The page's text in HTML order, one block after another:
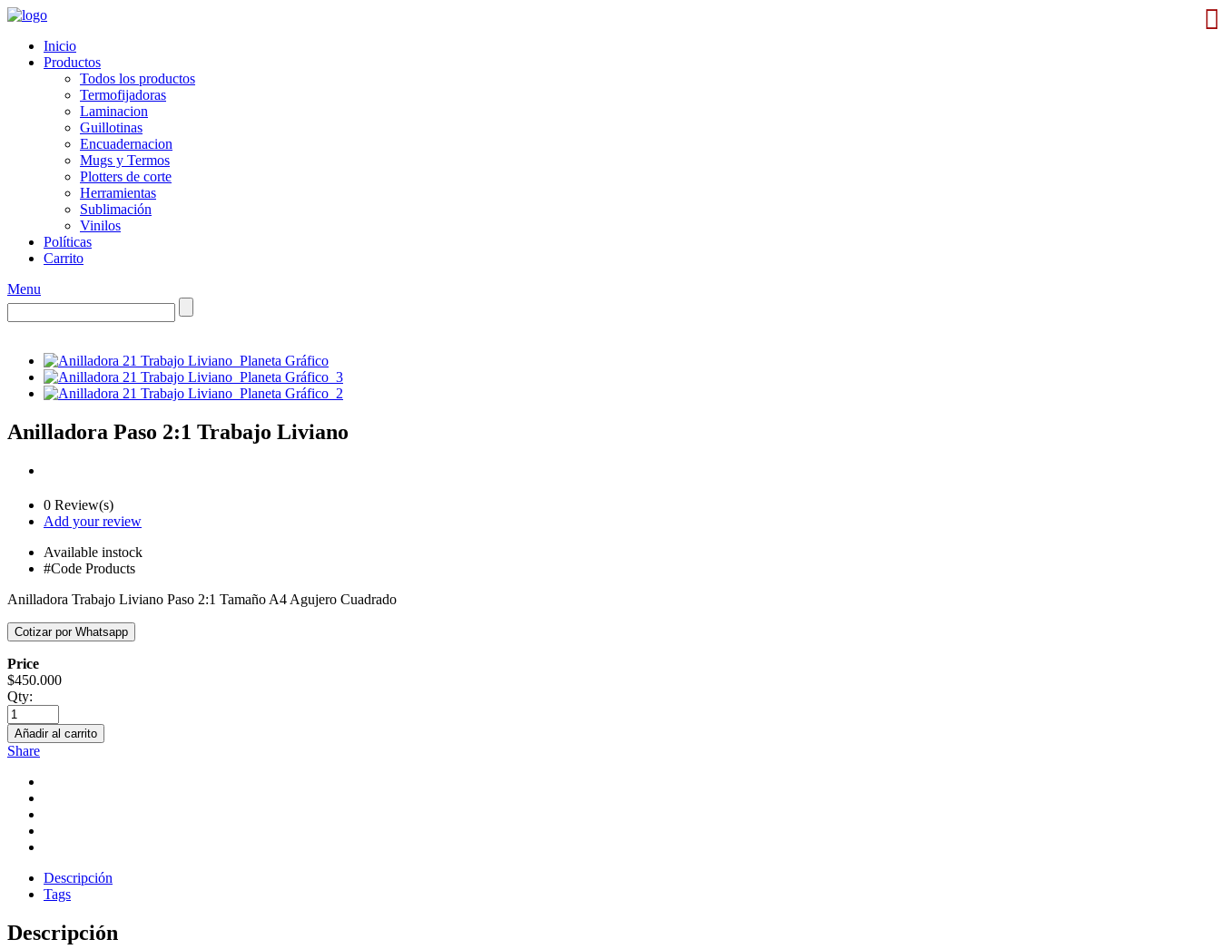
Inicio
Productos
Todos los productos
Termofijadoras
Laminacion
Guillotinas
Encuadernacion
Mugs y Termos
Plotters de corte
Herramientas
Sublimación
Vinilos
Políticas
Carrito
Menu
Anilladora Paso 2:1 Trabajo Liviano
0 Review(s)
Add your review
Available instock
#Code Products
Anilladora Trabajo Liviano Paso 2:1 Tamaño A4 Agujero Cuadrado
Price
$450.000
Qty:
Añadir al carrito
Share
Descripción
Tags
Descripción